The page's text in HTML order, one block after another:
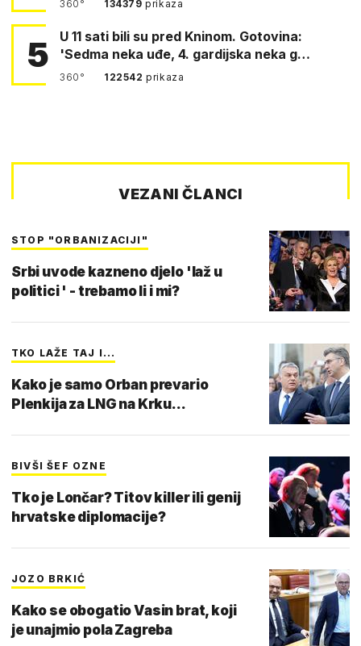
360° 134379prikaza
5
U 11 sati bili su pred Kninom. Gotovina:
'Sedma neka uđe, 4. gardijska neka g…
360° 122542prikaza
VEZANI ČLANCI
STOP "ORBANIZACIJI"
Srbi uvode kazneno djelo 'laž u
politici ' - trebamo li i mi?
TKO LAŽE TAJ I...
Kako je samo Orban prevario
Plenkija za LNG na Krku...
BIVŠI ŠEF OZNE
Tko je Lončar? Titov killer ili genij
hrvatske diplomacije?
JOZO BRKIĆ
Kako se obogatio Vasin brat, koji
je unajmio pola Zagreba